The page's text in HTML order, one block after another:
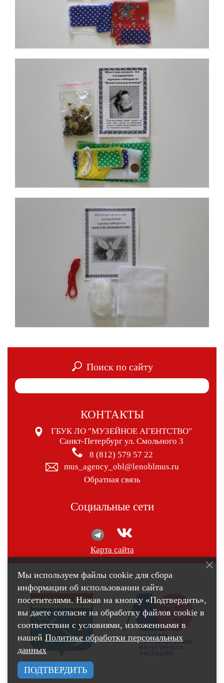
Поиск по сайту
КОНТАКТЫ
ГБУК ЛО "МУЗЕЙНОЕ АГЕНТСТВО"
Санкт-Петербург ул. Смольного 3
8 (812) 579 57 22
mus_agency_obl@lenoblmus.ru
Обратная связь
Социальные сети
Карта сайта
Мы используем файлы cookie для сбора
информации об использовании сайта
посетителями. Нажав на кнопку «Подтвердить»,
вы даете согласие на обработку файлов cookie в
соответствии с условиями, изложенными в
нашей Политике обработки персональных
данных
ПОДТВЕРДИТЬ